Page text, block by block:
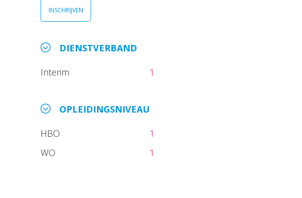
INSCHRIJVEN
DIENSTVERBAND
Interim 1
OPLEIDINGSNIVEAU
HBO
1
WO
1